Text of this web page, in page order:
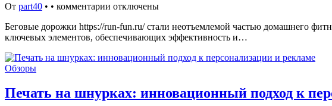
От part40 • • комментарии отключены
Беговые дорожки https://run-fun.ru/ стали неотъемлемой частью домашнего
ключевых элементов, обеспечивающих эффективность и…
Обзоры
Печать на шнурках: инновационный подход к